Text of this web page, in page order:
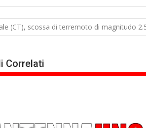
(CT), scossa di terremoto di magnitudo
Correlati